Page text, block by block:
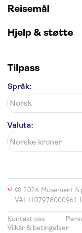
Golden Circle
Reisemål
Hjelp & støtte
Tilpass
Språk:
Valuta:
© 2026 Musement
VAT IT07978000961
Kontakt oss
Vilkår & betingelser